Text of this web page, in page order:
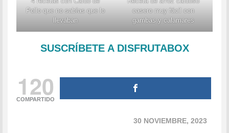
Pollo que no sabías que lo
llevaban
casero muy fácil con
gambas y calamares
SUSCRÍBETE A DISFRUTABOX
120
COMPARTIDO
30 NOVIEMBRE, 2023